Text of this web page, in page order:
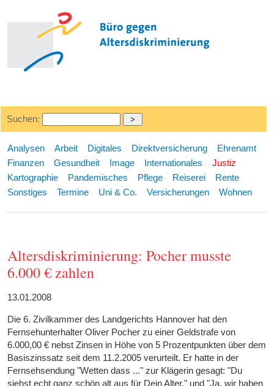
Suchen:
Analysen Arbeit Digitales Direktversicherung
Ehrenamt
Finanzen
Gesundheit Image Internationales
Justiz
Kartographie
Pandemisches Pflege Reiserei
Rente
Sonstiges
Termine Uni & Co. Versicherungen Wohnen
Altersdiskriminierung: Pocher musste
6.000 € zahlen
13.01.2008
Die 6. Zivilkammer des Landgerichts Hannover hat den
Fernsehunterhalter Oliver Pocher zu einer Geldstrafe von
6.000,00 € nebst Zinsen in Höhe von 5 Prozentpunkten über dem
Basiszinssatz seit dem 11.2.2005 verurteilt. Er hatte in der
Fernsehsendung "Wetten dass ..." zur Klägerin gesagt: "Du
siehst echt ganz schön alt aus für Dein Alter." und "Ja, wir haben